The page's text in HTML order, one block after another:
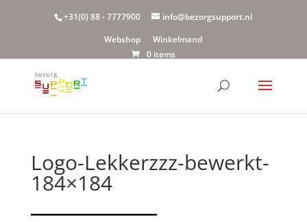
+31(0) 88 - 7777900
info@bezorgsupport.nl
Webshop
Winkelmand
0 items
Logo-Lekkerzzz-bewerkt-
184×184